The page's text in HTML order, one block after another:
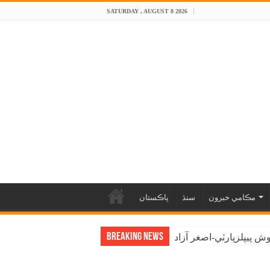
SATURDAY , AUGUST 8 2026
پاڪستان سنڌ مڪامي خبرون
Breaking News اصغر آزاد
راشد شاهه راشدي